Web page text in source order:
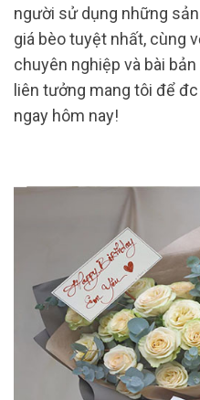
người sử dụng những
giá bèo tuyệt nhất, cùng
chuyên nghiệp và bài
liên tưởng mang tôi để
ngay hôm nay!